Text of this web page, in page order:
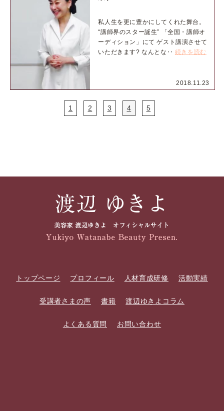
2018.11.23
私人生を更に豊かにしてくれた舞台。
“講師界のスター誕生” 「全国・講師オ
ーディション」にて ゲスト講演させて
いただきます? なんとな‥ 続きを読む
1 2 3 4 5
トップページ プロフィール 人材育成研修 活動実績
受講者さまの声 書籍 渡辺ゆきよコラム
よくある質問 お問い合わせ